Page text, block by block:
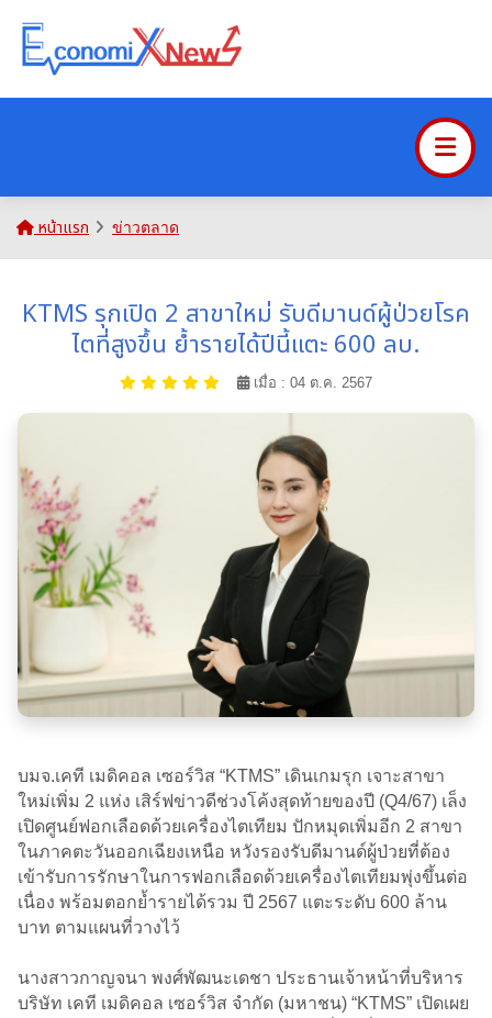
หน้าแรก ข่าวตลาด
KTMS รุกเปิด 2 สาขาใหม่ รับดีมานด์ผู้ป่วยโรค
ไตที่สูงขึ้น ย้ำรายได้ปีนี้แตะ 600 ลบ.
เมื่อ : 04 ต.ค. 2567
บมจ.เคที เมดิคอล เซอร์วิส “KTMS” เดินเกมรุก เจาะสาขา
ใหม่เพิ่ม 2 แห่ง เสิร์ฟข่าวดีช่วงโค้งสุดท้ายของปี (Q4/67) เล็ง
เปิดศูนย์ฟอกเลือดด้วยเครื่องไตเทียม ปักหมุดเพิ่มอีก 2 สาขา
ในภาคตะวันออกเฉียงเหนือ หวังรองรับดีมานด์ผู้ป่วยที่ต้อง
เข้ารับการรักษาในการฟอกเลือดด้วยเครื่องไตเทียมพุ่งขึ้นต่อ
เนื่อง พร้อมตอกย้ำรายได้รวม ปี 2567 แตะระดับ 600 ล้าน
บาท ตามแผนที่วางไว้
นางสาวกาญจนา พงศ์พัฒนะเดชา ประธานเจ้าหน้าที่บริหาร
บริษัท เคที เมดิคอล เซอร์วิส จำกัด (มหาชน) “KTMS” เปิดเผย